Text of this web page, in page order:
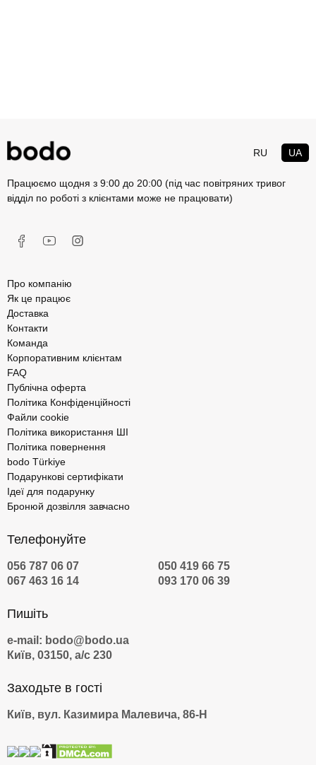
RU UA
Працюємо щодня з 9:00 до 20:00 (під час повітряних тривог
відділ по роботі з клієнтами може не працювати)
Про компанію
Як це працює
Доставка
Контакти
Команда
Корпоративним клієнтам
FAQ
Публічна оферта
Політика Конфіденційності
Файли cookie
Політика використання ШІ
Політика повернення
bodo Türkiye
Подарункові сертифікати
Ідеї для подарунку
Бронюй дозвілля завчасно
Телефонуйте
056 787 06 07
050 419 66 75
067 463 16 14
093 170 06 39
Пишіть
e-mail: bodo@bodo.ua
Київ, 03150, а/с 230
Заходьте в гості
Київ, вул. Казимира Малевича, 86-Н